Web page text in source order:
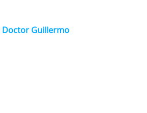
Doctor Guillermo